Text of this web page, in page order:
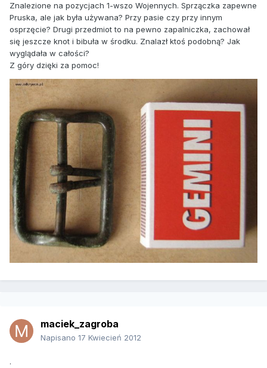
Znalezione na pozycjach 1-wszo Wojennych. Sprzączka zapewne
Pruska, ale jak była używana? Przy pasie czy przy innym
osprzęcie? Drugi przedmiot to na pewno zapalniczka, zachował
się jeszcze knot i bibuła w środku. Znalazł ktoś podobną? Jak
wyglądała w całości?
Z góry dzięki za pomoc!
maciek_zagroba
Napisano 17 Kwiecień 2012
.